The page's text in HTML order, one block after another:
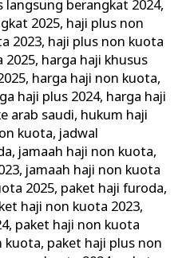
langsung berangkat 2024,
2025, haji plus non
2023, haji plus non kuota
2025, harga haji khusus
, harga haji non kuota,
haji plus 2024, harga haji
arab saudi, hukum haji
kuota, jadwal
, jamaah haji non kuota,
, jamaah haji non kuota
2025, paket haji furoda,
haji non kuota 2023,
, paket haji non kuota
kuota, paket haji plus non